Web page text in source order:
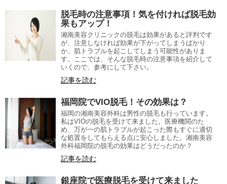
脱毛時の注意事項！気を付ければ脱毛効
果もアップ！
湘南美容クリニックの脱毛は効果があると評判です
が、注意しなければ効果が下がってしまうばかり
か、肌トラブルを起こしてしまう可能性がありま
す。ここでは、そんな脱毛時の注意事項を紹介して
いくので、参考にして下さい。
記事を読む
福岡院でVIO脱毛！その効果は？
福岡の湘南美容外科は男性の脱毛も行っています。
私はVIOの脱毛を受けて来ました。医療機関のた
め、万が一の肌トラブルが起こった際もすぐに適切
な処置をしてもらえる点に安心しました。湘南美容
外科福岡院の脱毛の効果はどうだったのか？
記事を読む
銀座院で医療脱毛を受けて来ました